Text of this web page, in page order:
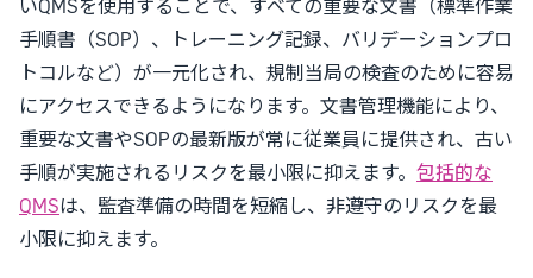
いQMSを使用することで、すべての重要な文書（標準作業
手順書（SOP）、トレーニング記録、バリデーションプロ
トコルなど）が一元化され、規制当局の検査のために容易
にアクセスできるようになります。文書管理機能により、
重要な文書やSOPの最新版が常に従業員に提供され、古い
手順が実施されるリスクを最小限に抑えます。 包括的な
QMSは、監査準備の時間を短縮し、非遵守のリスクを最
小限に抑えます。